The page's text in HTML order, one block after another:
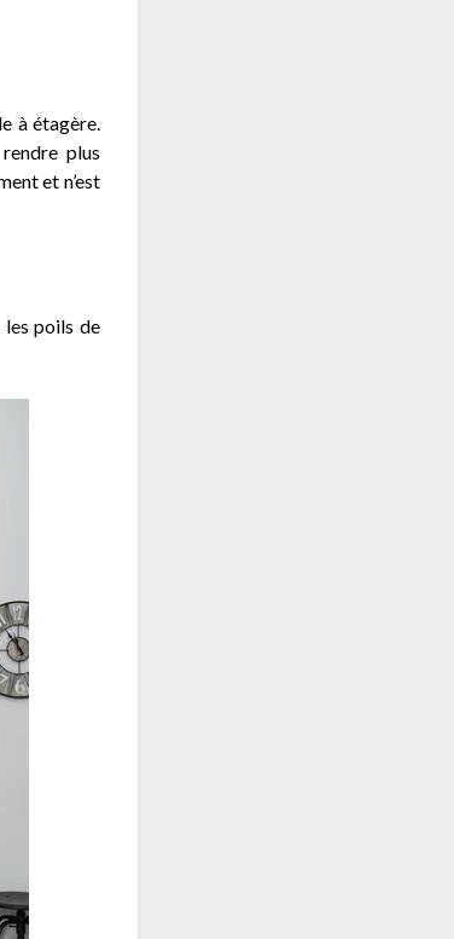
à étagère.
plus
et n’est
poils de